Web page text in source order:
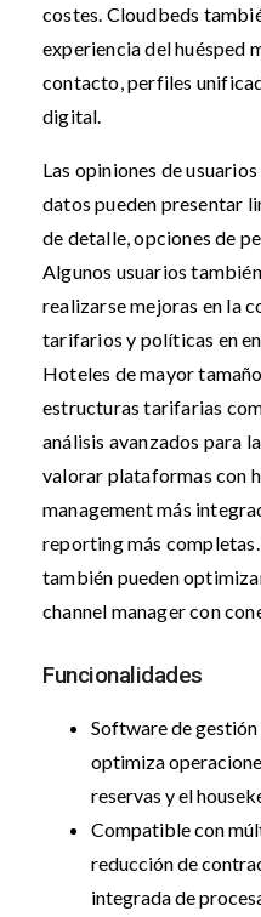
costes. Cloudbeds
experiencia del huésped
contacto, perfiles
digital.
Las opiniones de
datos pueden presentar
de detalle, opciones de
Algunos usuarios
realizarse mejoras en la
tarifarios y políticas en
Hoteles de mayor
estructuras tarifarias
análisis avanzados para
valorar plataformas con
management más
reporting más
también pueden
channel manager con
Funcionalidades
Software de gestión
optimiza
reservas y el
Compatible con
reducción de
integrada de